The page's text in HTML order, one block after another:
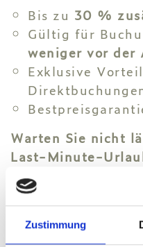
Zustimmung
Bis zu 30 %
Gültig für
weniger vor der
Exklusive
Warten Sie nicht
Last-Minute-
entfernt.